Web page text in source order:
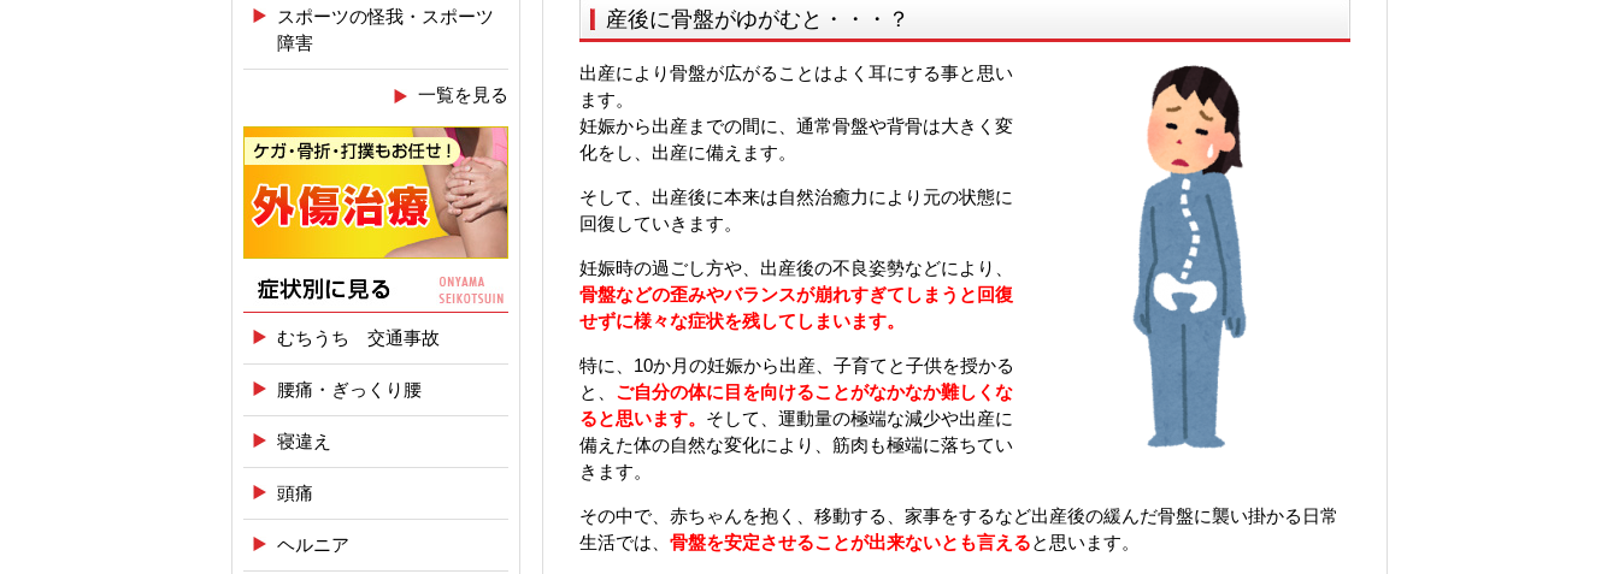
産後に骨盤がゆがむと・・・？
出産により骨盤が広がることはよく耳にする事と思い
ます。
妊娠から出産までの間に、通常骨盤や背骨は大きく変
化をし、出産に備えます。
そして、出産後に本来は自然治癒力により元の状態に
回復していきます。
妊娠時の過ごし方や、出産後の不良姿勢などにより、
骨盤などの歪みやバランスが崩れすぎてしまうと回復
せずに様々な症状を残してしまいます。
特に、10か月の妊娠から出産、子育てと子供を授かる
と、 ご自分の体に目を向けることがなかなか難しくな
ると思います。 そして、運動量の極端な減少や出産に
備えた体の自然な変化により、筋肉も極端に落ちてい
きます。
その中で、赤ちゃんを抱く、移動する、家事をするなど出産後の緩んだ骨盤に襲い掛かる日常
生活では、 骨盤を安定させることが出来ないとも言えると思います。
スポーツの怪我・スポーツ
障害
一覧を見る
むちうち 交通事故
腰痛・ぎっくり腰
寝違え
頭痛
ヘルニア